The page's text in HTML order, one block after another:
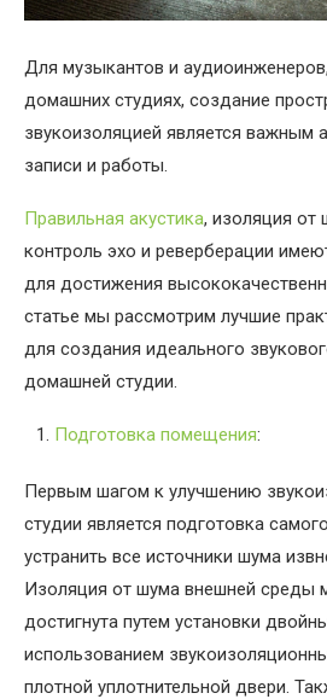
Для музыкантов и
домашних студиях, создание
звукоизоляцией является важным
записи и работы.
Правильная акустика, изоляция от
контроль эхо и реверберации
для достижения
статье мы рассмотрим лучшие
для создания идеального
домашней студии.
Подготовка помещения:
Первым шагом к улучшению
студии является подготовка
устранить все источники шума
Изоляция от шума внешней среды
достигнута путем установки
использованием
плотной уплотнительной двери.